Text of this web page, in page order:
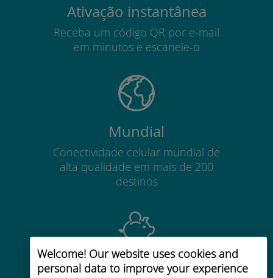
Welcome! Our website uses cookies and
personal data to improve your experience
Ativação instantânea
Receba um código QR por e-mail
em minutos e escaneie-o
Mundial
Conectividade celular mundial de
alta qualidade em mais de 200
destinos
Custo-benefício